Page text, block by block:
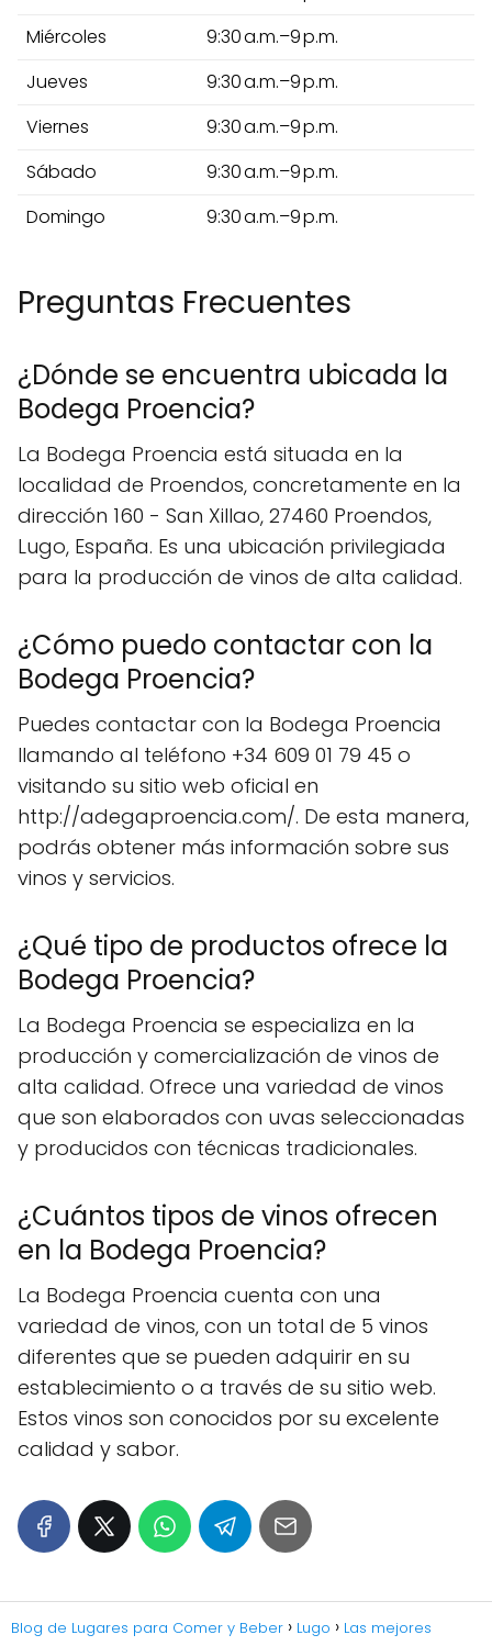
Miércoles
9:30 a.m.–9 p.m.
Jueves
9:30 a.m.–9 p.m.
Viernes
9:30 a.m.–9 p.m.
Sábado
9:30 a.m.–9 p.m.
Domingo
9:30 a.m.–9 p.m.
Preguntas Frecuentes
¿Dónde se encuentra ubicada la
Bodega Proencia?
La Bodega Proencia está situada en la
localidad de Proendos, concretamente en la
dirección 160 - San Xillao, 27460 Proendos,
Lugo, España. Es una ubicación privilegiada
para la producción de vinos de alta calidad.
¿Cómo puedo contactar con la
Bodega Proencia?
Puedes contactar con la Bodega Proencia
llamando al teléfono +34 609 01 79 45 o
visitando su sitio web oficial en
http://adegaproencia.com/. De esta manera,
podrás obtener más información sobre sus
vinos y servicios.
¿Qué tipo de productos ofrece la
Bodega Proencia?
La Bodega Proencia se especializa en la
producción y comercialización de vinos de
alta calidad. Ofrece una variedad de vinos
que son elaborados con uvas seleccionadas
y producidos con técnicas tradicionales.
¿Cuántos tipos de vinos ofrecen
en la Bodega Proencia?
La Bodega Proencia cuenta con una
variedad de vinos, con un total de 5 vinos
diferentes que se pueden adquirir en su
establecimiento o a través de su sitio web.
Estos vinos son conocidos por su excelente
calidad y sabor.
Blog de Lugares para Comer y Beber Lugo
Las mejores